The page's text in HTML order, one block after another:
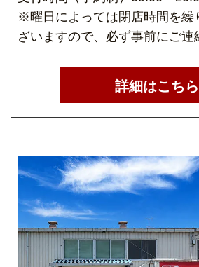
※曜日によっては閉店時間を繰
ざいますので、必ず事前にご連
詳細はこちら